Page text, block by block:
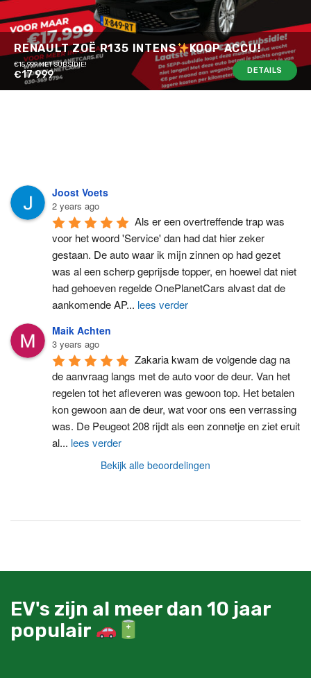
RENAULT ZOË R135 INTENS KOOP ACCU!
€15.999 MET SUBSIDIE!
€17 999 DETAILS
Joost Voets
2 years ago
Als er een overtreffende trap was
voor het woord 'Service' dan had dat hier zeker
gestaan. De auto waar ik mijn zinnen op had gezet
was al een scherp geprijsde topper, en hoewel dat niet
had gehoeven regelde OnePlanetCars alvast dat de
aankomende AP... lees verder
Maik Achten
3 years ago
Zakaria kwam de volgende dag na
de aanvraag langs met de auto voor de deur. Van het
regelen tot het afleveren was gewoon top. Het betalen
kon gewoon aan de deur, wat voor ons een verrassing
was. De Peugeot 208 rijdt als een zonnetje en ziet eruit
al... lees verder
Bekijk alle beoordelingen
EV's zijn al meer dan 10 jaar
populair